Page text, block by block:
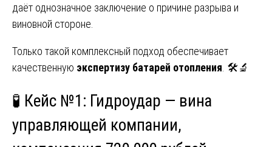
даёт однозначное заключение о причине разрыва и
виновной стороне.
Только такой комплексный подход обеспечивает
качественную экспертизу батарей отопления . 🛠️🔬
🧪 Кейс №1: Гидроудар — вина
управляющей компании,